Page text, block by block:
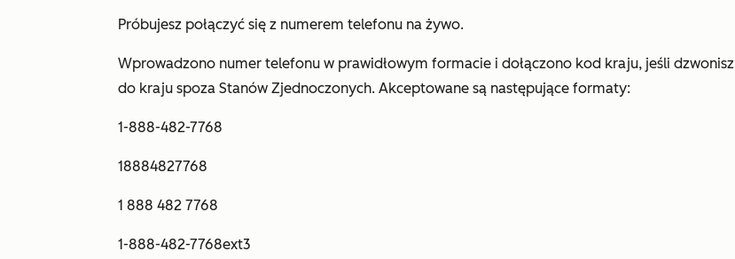
Próbujesz połączyć się z numerem telefonu na żywo.
Wprowadzono numer telefonu w prawidłowym formacie i dołączono kod kraju, jeśli dzwonisz
do kraju spoza Stanów Zjednoczonych. Akceptowane są następujące formaty:
1-888-482-7768
18884827768
1 888 482 7768
1-888-482-7768ext3